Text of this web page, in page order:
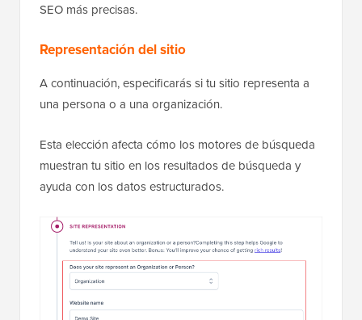
SEO más precisas.
Representación del sitio
A continuación, especificarás si tu sitio representa a
una persona o a una organización.
Esta elección afecta cómo los motores de búsqueda
muestran tu sitio en los resultados de búsqueda y
ayuda con los datos estructurados.